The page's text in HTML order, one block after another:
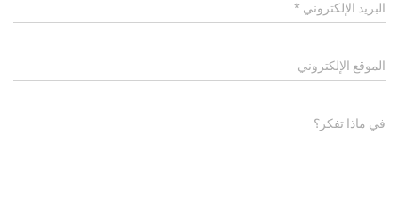
البريد الإلكتروني *
الموقع الإلكتروني
في ماذا تفكر؟